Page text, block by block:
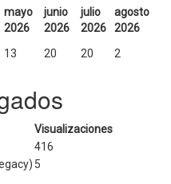
mayo
2026
junio
2026
julio
2026
agosto
2026
13 20 20 2
Visualizaciones
416
5